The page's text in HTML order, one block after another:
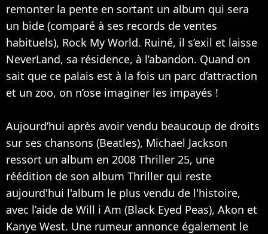
remonter la pente en sortant un album qui sera
un bide (comparé à ses records de ventes
habituels), Rock My World. Ruiné, il s’exil et laisse
NeverLand, sa résidence, à l’abandon. Quand on
sait que ce palais est à la fois un parc d’attraction
et un zoo, on n’ose imaginer les impayés !
Aujourd’hui après avoir vendu beaucoup de droits
sur ses chansons (Beatles), Michael Jackson
ressort un album en 2008 Thriller 25, une
réédition de son album Thriller qui reste
aujourd'hui l'album le plus vendu de l'histoire,
avec l’aide de Will i Am (Black Eyed Peas), Akon et
Kanye West. Une rumeur annonce également le